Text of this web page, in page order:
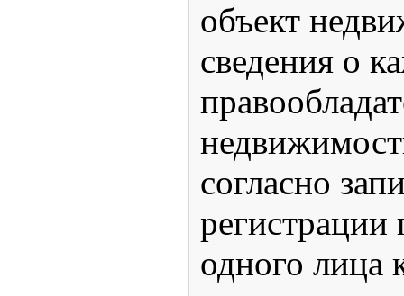
объект
сведения о
согласно
регистрации
одного лица